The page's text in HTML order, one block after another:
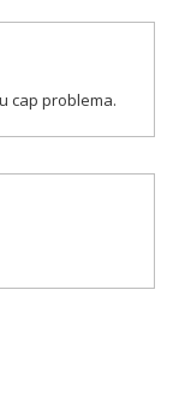
cap problema.